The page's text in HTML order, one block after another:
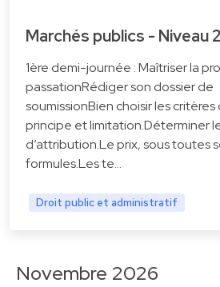
Marchés publics - Niveau 2
1ère demi-journée : Maîtriser la
passationRédiger son dossier de
soumissionBien choisir les
principe et limitation.Déterminer
d’attribution.Le prix, sous toutes
formules.Les te…
Droit public et administratif
Novembre 2026